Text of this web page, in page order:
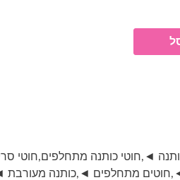
◄
,חוטי כותנה מתחלפים,חוטי
,חוטים מתחלפים ◄ ,כותנה מעורבת